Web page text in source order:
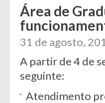
Área de
31 de agosto,
A partir de 4 de
seguinte:
Atendimento